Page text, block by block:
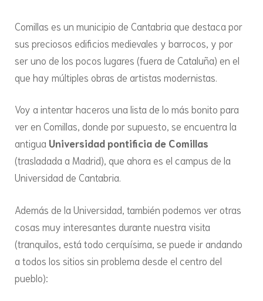
Comillas es un municipio de Cantabria que destaca por
sus preciosos edificios medievales y barrocos, y por
ser uno de los pocos lugares (fuera de Cataluña) en el
que hay múltiples obras de artistas modernistas.
Voy a intentar haceros una lista de lo más bonito para
ver en Comillas, donde por supuesto, se encuentra la
antigua Universidad pontificia de Comillas
(trasladada a Madrid), que ahora es el campus de la
Universidad de Cantabria.
Además de la Universidad, también podemos ver otras
cosas muy interesantes durante nuestra visita
(tranquilos, está todo cerquísima, se puede ir andando
a todos los sitios sin problema desde el centro del
pueblo):